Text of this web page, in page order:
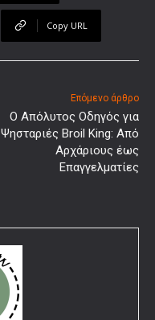
Copy URL
Επόμενο άρθρο
Ο Απόλυτος Οδηγός για
Ψησταριές Broil King: Από
Αρχάριους έως
Επαγγελματίες